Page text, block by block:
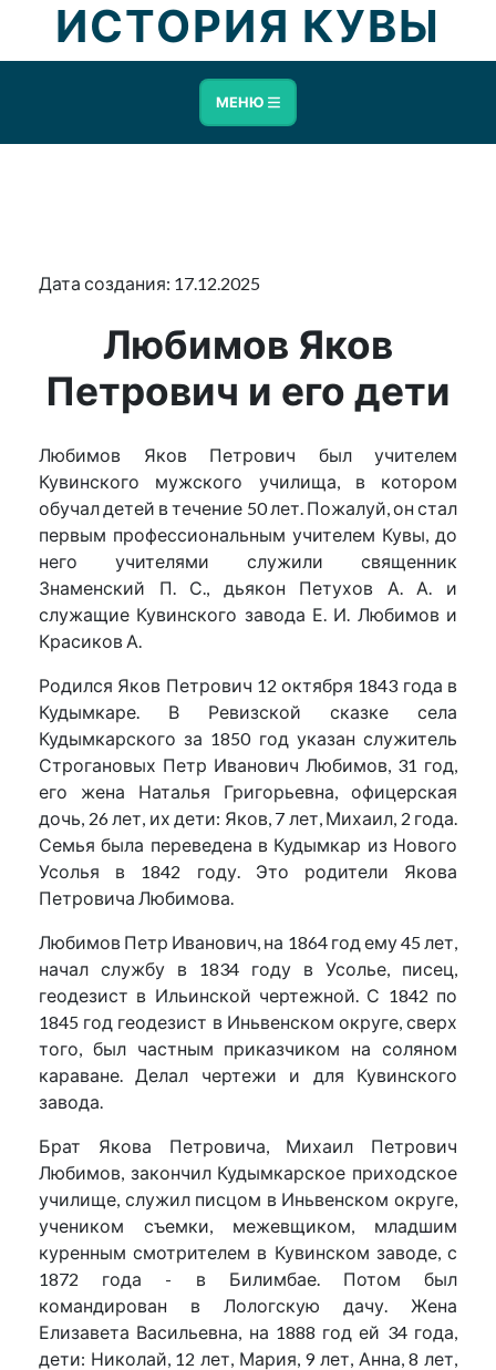
ИСТОРИЯ КУВЫ
МЕНЮ
Дата создания: 17.12.2025
Любимов Яков
Петрович и его дети
Любимов Яков Петрович был учителем
Кувинского мужского училища, в котором
обучал детей в течение 50 лет. Пожалуй, он стал
первым профессиональным учителем Кувы, до
него учителями служили священник
Знаменский П. С., дьякон Петухов А. А. и
служащие Кувинского завода Е. И. Любимов и
Красиков А.
Родился Яков Петрович 12 октября 1843 года в
Кудымкаре. В Ревизской сказке села
Кудымкарского за 1850 год указан служитель
Строгановых Петр Иванович Любимов, 31 год,
его жена Наталья Григорьевна, офицерская
дочь, 26 лет, их дети: Яков, 7 лет, Михаил, 2 года.
Семья была переведена в Кудымкар из Нового
Усолья в 1842 году. Это родители Якова
Петровича Любимова.
Любимов Петр Иванович, на 1864 год ему 45 лет,
начал службу в 1834 году в Усолье, писец,
геодезист в Ильинской чертежной. С 1842 по
1845 год геодезист в Иньвенском округе, сверх
того, был частным приказчиком на соляном
караване. Делал чертежи и для Кувинского
завода.
Брат Якова Петровича, Михаил Петрович
Любимов, закончил Кудымкарское приходское
училище, служил писцом в Иньвенском округе,
учеником съемки, межевщиком, младшим
куренным смотрителем в Кувинском заводе, с
1872 года - в Билимбае. Потом был
командирован в Лологскую дачу. Жена
Елизавета Васильевна, на 1888 год ей 34 года,
дети: Николай, 12 лет, Мария, 9 лет, Анна, 8 лет,